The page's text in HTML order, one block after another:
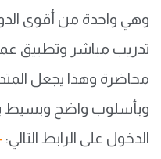
وهي واحدة من أقوى
تدريب مباشر وتطبيق
محاضرة وهذا يجعل
وبأسلوب واضح وبسيط
الدخول على الرابط التالي: